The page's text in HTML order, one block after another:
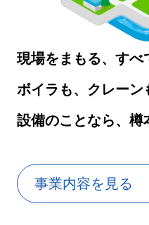
現場をまもる、すべ
ボイラも、クレーン
設備のことなら、樽
事業内容を見る